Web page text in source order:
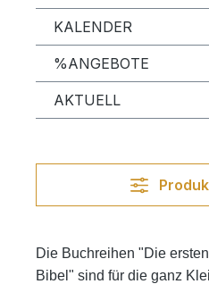
KALENDER
%ANGEBOTE
AKTUELL
Die Buchreihen "Die
Bibel" sind für die ganz